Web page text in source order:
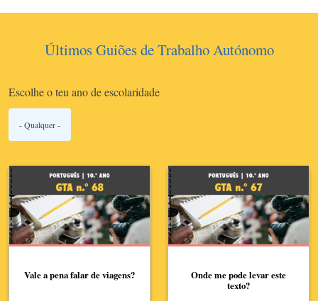
Últimos Guiões de Trabalho Autónomo
Escolhe o teu ano de escolaridade
Vale a pena falar de viagens?
Onde me pode levar este
texto?